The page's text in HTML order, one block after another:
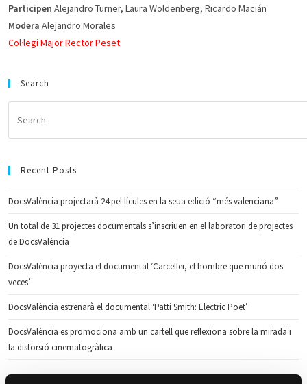
Participen Alejandro Turner, Laura Woldenberg, Ricardo Macián
Modera Alejandro Morales
Col·legi Major Rector Peset
Search
Recent Posts
DocsValència projectarà 24 pel·lícules en la seua edició “més valenciana”
Un total de 31 projectes documentals s’inscriuen en el laboratori de projectes
de DocsValència
DocsValència proyecta el documental ‘Carceller, el hombre que murió dos
veces’
DocsValència estrenarà el documental ‘Patti Smith: Electric Poet’
DocsValència es promociona amb un cartell que reflexiona sobre la mirada i
la distorsió cinematogràfica